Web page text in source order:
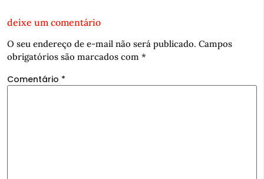
deixe um comentário
O seu endereço de e-mail não será publicado. Campos
obrigatórios são marcados com *
Comentário *